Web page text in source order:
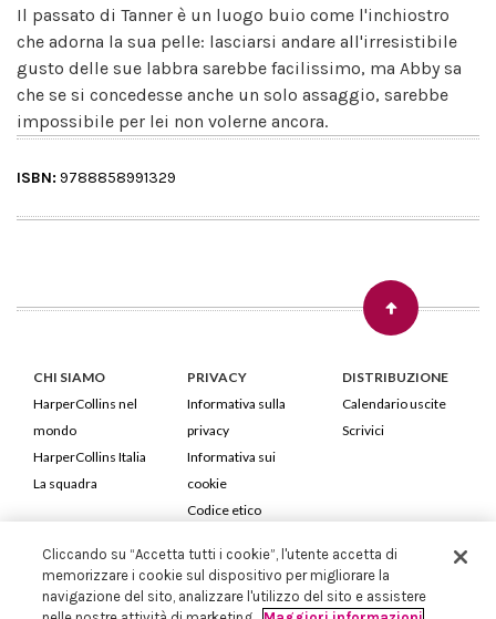
Il passato di Tanner è un luogo buio come l'inchiostro
che adorna la sua pelle: lasciarsi andare all'irresistibile
gusto delle sue labbra sarebbe facilissimo, ma Abby sa
che se si concedesse anche un solo assaggio, sarebbe
impossibile per lei non volerne ancora.
ISBN: 9788858991329
CHI SIAMO
HarperCollins nel
mondo
HarperCollins Italia
La squadra
PRIVACY
Informativa sulla
privacy
Informativa sui
cookie
Codice etico
DISTRIBUZIONE
Calendario uscite
Scrivici
HarperCollins Italia S.p.A. Viale Monte Nero, 84 - 20135 Milano
Cod. Fiscale e P.IVA 05946780151 - Capitale Sociale 258.250 €
Cliccando su “Accetta tutti i cookie”, l'utente accetta di
memorizzare i cookie sul dispositivo per migliorare la
navigazione del sito, analizzare l'utilizzo del sito e assistere